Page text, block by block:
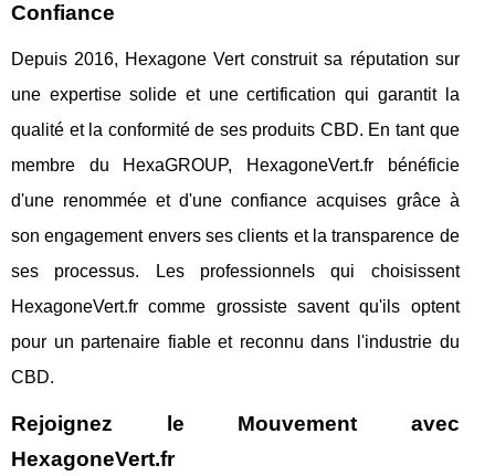
Confiance
Depuis 2016, Hexagone Vert construit sa réputation sur
une expertise solide et une certification qui garantit la
qualité et la conformité de ses produits CBD. En tant que
membre du HexaGROUP, HexagoneVert.fr bénéficie
d'une renommée et d'une confiance acquises grâce à
son engagement envers ses clients et la transparence de
ses processus. Les professionnels qui choisissent
HexagoneVert.fr comme grossiste savent qu'ils optent
pour un partenaire fiable et reconnu dans l'industrie du
CBD.
Rejoignez le Mouvement avec
HexagoneVert.fr